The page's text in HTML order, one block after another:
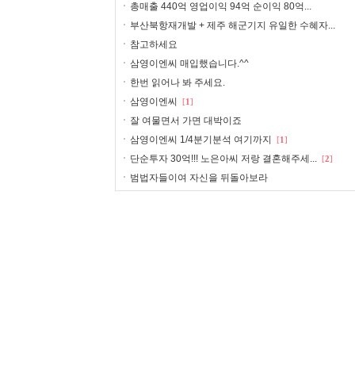
총매출 440억 영업이익 94억 순이익 80억...
부산북항재개발 + 제주 해군기지 유일한 수혜자...
참고하세요
삼영이엔씨 매입했습니다.^^
한번 읽어나 봐 주세요.
삼영이엔씨
[1]
잘 여물면서 가면 대박이죠
삼영이엔씨 1/4분기분석 여기까지
[1]
단순투자 30억!!! 노은아씨 저랑 결혼해주세... [2]
범법자들이여 자신을 뒤돌아보라